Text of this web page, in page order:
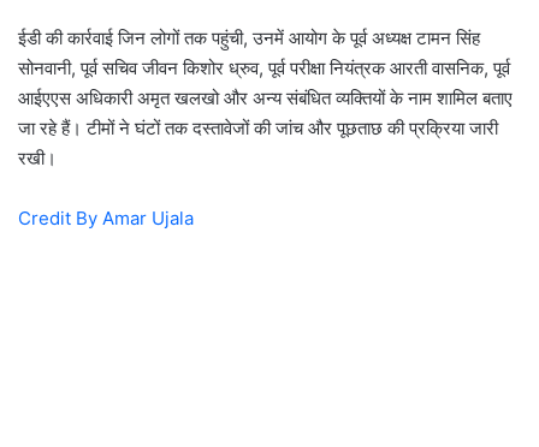
ईडी की कार्रवाई जिन लोगों तक पहुंची, उनमें आयोग के पूर्व अध्यक्ष टामन सिंह
सोनवानी, पूर्व सचिव जीवन किशोर ध्रुव, पूर्व परीक्षा नियंत्रक आरती वासनिक, पूर्व
आईएएस अधिकारी अमृत खलखो और अन्य संबंधित व्यक्तियों के नाम शामिल बताए
जा रहे हैं। टीमों ने घंटों तक दस्तावेजों की जांच और पूछताछ की प्रक्रिया जारी
रखी।
Credit By Amar Ujala